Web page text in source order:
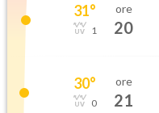
31°
1
ore
20
30°
0
ore
21